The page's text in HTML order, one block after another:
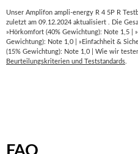
Unser Amplifon ampli-energy R 4 5P R
zuletzt am 09.12.2024 aktualisiert . Die
»Hörkomfort (40% Gewichtung): Note 1,5 |
Gewichtung): Note 1,0 | »Einfachheit &
(15% Gewichtung): Note 1,0 | Wie wir
Beurteilungskriterien und Teststandards.